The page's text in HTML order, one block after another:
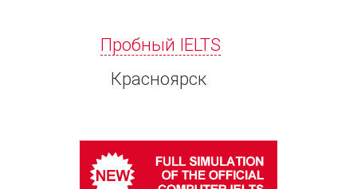
Пробный IELTS
Красноярск